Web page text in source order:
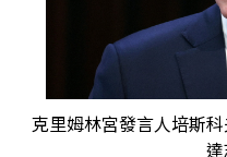
克里姆林宮發言人培斯